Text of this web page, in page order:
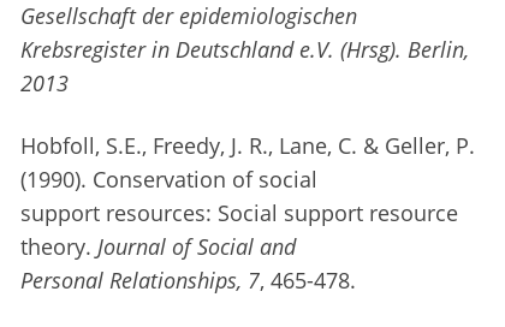
Gesellschaft der epidemiologischen
Krebsregister in Deutschland e.V. (Hrsg). Berlin,
2013
Hobfoll, S.E., Freedy, J. R., Lane, C. & Geller, P.
(1990). Conservation of social
support resources: Social support resource
theory. Journal of Social and
Personal Relationships, 7, 465-478.